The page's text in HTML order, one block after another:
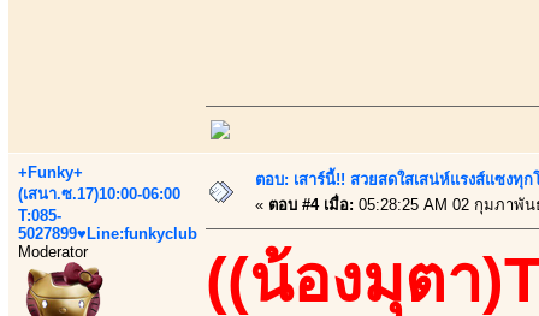
+Funky+
(เสนา.ซ.17)10:00-06:00
T:085-
5027899♥Line:funkyclub
Moderator
ตอบ: เสาร์นี้!! สวยสดใสเสน่ห์แรงส์แซงทุ
« ตอบ #4 เมื่อ: 05:28:25 AM 02 กุมภาพัน
((น้องมุตา